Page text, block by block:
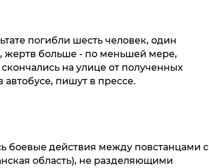
погибли шесть человек, один
больше - по меньшей мере,
на улице от полученных
пишут в прессе.
боевые действия между повстанцами с
область), не разделяющими